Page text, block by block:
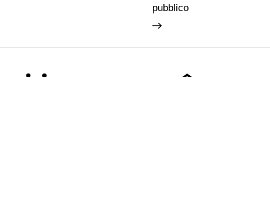
pubblico